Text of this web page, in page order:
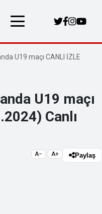
U19 maçı CANLI İZLE
U19 maçı
Canlı
A− A+ Paylaş